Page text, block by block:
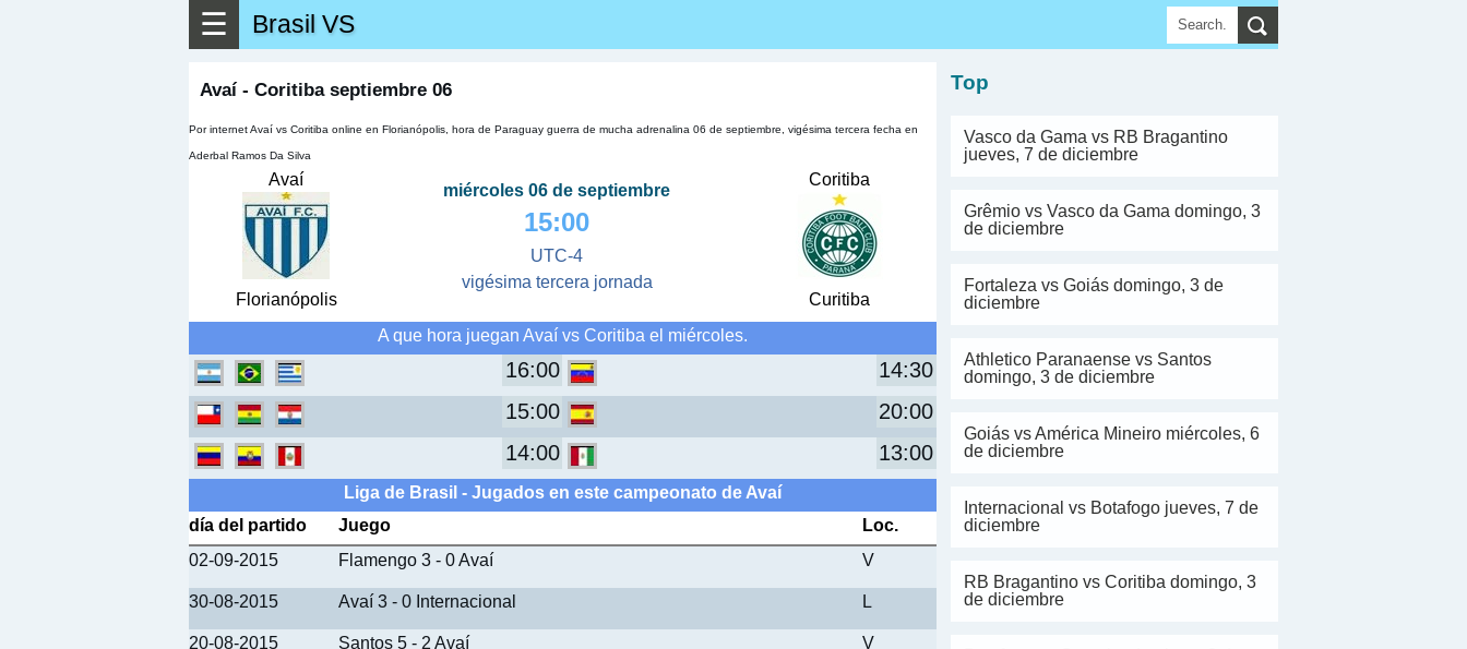
☰ Brasil VS
Avaí - Coritiba septiembre 06
Por internet Avaí vs Coritiba online en Florianópolis, hora de Paraguay guerra de mucha adrenalina 06 de septiembre, vigésima tercera fecha en
Aderbal Ramos Da Silva
Avaí
Florianópolis
miércoles 06 de septiembre
15:00
UTC-4
vigésima tercera jornada
Coritiba
Curitiba
A que hora juegan Avaí vs Coritiba el miércoles.
16:00
14:30
15:00
20:00
14:00
13:00
Liga de Brasil - Jugados en este campeonato de Avaí
día del partido
Juego
Loc.
02-09-2015
Flamengo 3 - 0 Avaí V
30-08-2015 Avaí 3 - 0 Internacional L
20-08-2015 Santos 5 - 2 Avaí V
Top
Vasco da Gama vs RB Bragantino
jueves, 7 de diciembre
Grêmio vs Vasco da Gama domingo, 3
de diciembre
Fortaleza vs Goiás domingo, 3 de
diciembre
Athletico Paranaense vs Santos
domingo, 3 de diciembre
Goiás vs América Mineiro miércoles, 6
de diciembre
Internacional vs Botafogo jueves, 7 de
diciembre
RB Bragantino vs Coritiba domingo, 3
de diciembre
▶ Ver más ▼